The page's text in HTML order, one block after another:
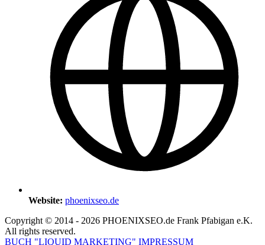
Website: phoenixseo.de
Copyright © 2014 - 2026 PHOENIXSEO.de Frank Pfabigan e.K.
All rights reserved.
BUCH "LIQUID MARKETING" IMPRESSUM